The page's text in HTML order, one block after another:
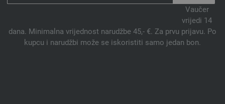
Vaučer
vrijedi 14
dana. Minimalna vrijednost narudžbe 45,- €. Za prvu prijavu. Po
kupcu i narudžbi može se iskoristiti samo jedan bon.